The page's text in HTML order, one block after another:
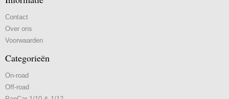
Contact
Over ons
Voorwaarden
Categorieën
On-road
Off-road